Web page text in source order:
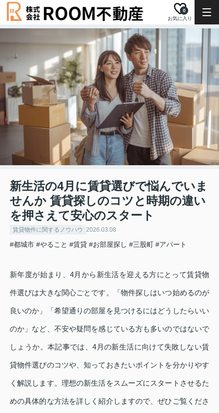
お気に入り
0
新生活の4月に賃貸選びで悩んでいま
せんか 賃貸探しのコツと時期の違い
を押さえて安心のスタート
賃貸物件に関するノウハウ 2026.03.08
#都城市 #やること #賃貸 #お部屋探し #三股町 #アパート
新年度が始まり、4月から新生活を迎える方にとって賃貸物
件選びは大きな関心ごとです。「物件探しはいつ始めるのが
良いのか」「希望通りの部屋を見つけるにはどうしたらいい
のか」など、不安や疑問を感じている方も多いのではないで
しょうか。本記事では、4月の新生活に向けて失敗しない賃
貸物件選びのコツや、知っておきたいポイントを分かりやす
く解説します。理想の新生活をスムーズにスタートさせるた
めの具体的な方法を詳しく紹介しますので、ぜひご覧くださ